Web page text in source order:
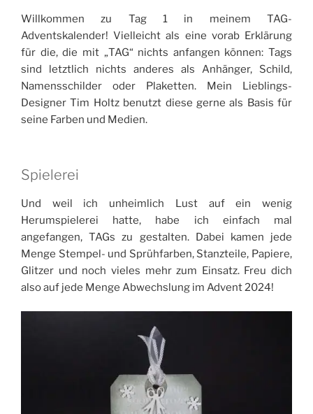
Willkommen zu Tag 1 in meinem TAG-
Adventskalender! Vielleicht als eine vorab Erklärung
für die, die mit „TAG“ nichts anfangen können: Tags
sind letztlich nichts anderes als Anhänger, Schild,
Namensschilder oder Plaketten. Mein Lieblings-
Designer Tim Holtz benutzt diese gerne als Basis für
seine Farben und Medien.
Spielerei
Und weil ich unheimlich Lust auf ein wenig
Herumspielerei hatte, habe ich einfach mal
angefangen, TAGs zu gestalten. Dabei kamen jede
Menge Stempel- und Sprühfarben, Stanzteile, Papiere,
Glitzer und noch vieles mehr zum Einsatz. Freu dich
also auf jede Menge Abwechslung im Advent 2024!